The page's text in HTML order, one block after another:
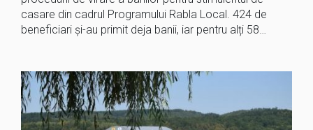
casare din cadrul Programului Rabla Local. 424 de
beneficiari și-au primit deja banii, iar pentru alți 58…